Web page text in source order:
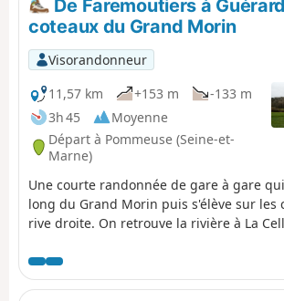
De Faremoutiers à
coteaux du Grand Morin
Visorandonneur
11,57 km
+153 m
-133 m
3h 45
Moyenne
Départ à Pommeuse (Seine-et-
Marne)
Une courte randonnée de gare à gare
long du Grand Morin puis s'élève sur les
rive droite. On retrouve la rivière à La
randonnée s'achève en rive gauche,
entre les champs.